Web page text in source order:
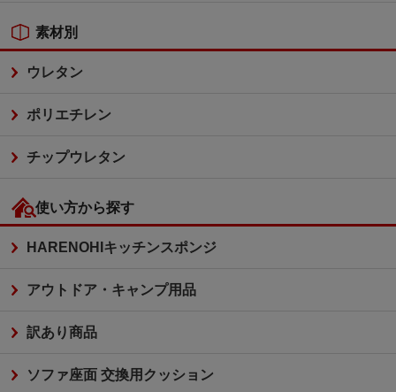
素材別
ウレタン
ポリエチレン
チップウレタン
使い方から探す
HARENOHIキッチンスポンジ
アウトドア・キャンプ用品
訳あり商品
ソファ座面 交換用クッション